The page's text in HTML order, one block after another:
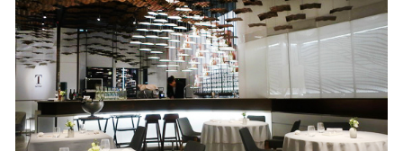
日記簿
餐桌週記
享樂隨手拍
照相簿